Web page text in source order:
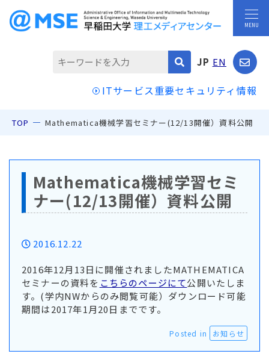
JP EN
ITサービス重要セキュリティ情報
TOP Mathematica機械学習セミナー(12/13開催）資料公開
Mathematica機械学習セミ
ナー(12/13開催）資料公開
2016.12.22
2016年12月13日に開催されましたMATHEMATICA
セミナーの資料を こちらのページにて公開いたしま
す。(学内NWからのみ閲覧可能）ダウンロード可能
期間は2017年1月20日までです。
Posted in お知らせ